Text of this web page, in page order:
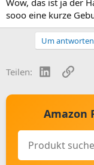
sooo eine kurze
Um
Teilen: LinkedInLink
Amazon